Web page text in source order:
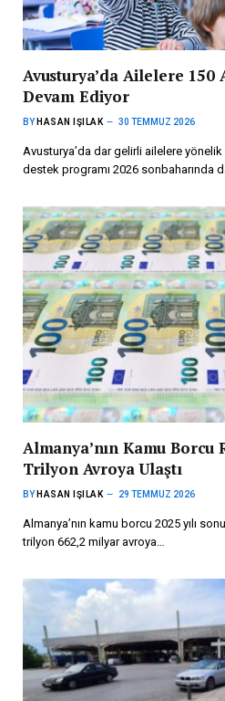
Avusturya’da Ailelere 150
Devam Ediyor
BY HASAN IŞILAK 30 TEMMUZ 2026
Avusturya’da dar gelirli ailelere yönelik
destek programı 2026 sonbaharında
Almanya’nın Kamu Borcu
Trilyon Avroya Ulaştı
BY HASAN IŞILAK 29 TEMMUZ 2026
Almanya’nın kamu borcu 2025 yılı
trilyon 662,2 milyar avroya…